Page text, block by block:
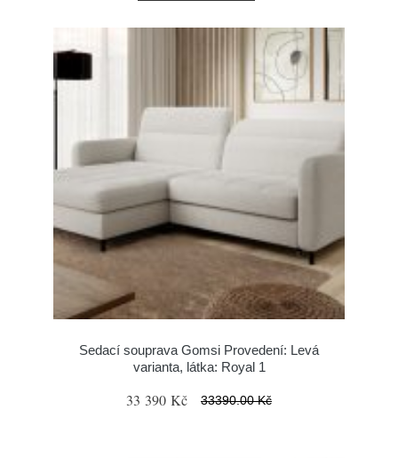
Sedací souprava Gomsi Provedení: Levá
varianta, látka: Royal 1
33 390 Kč 33390.00 Kč